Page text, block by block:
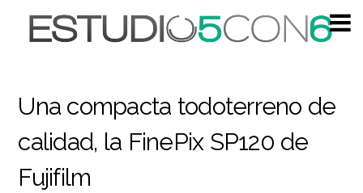
Una compacta todoterreno de
calidad, la FinePix SP120 de
Fujifilm